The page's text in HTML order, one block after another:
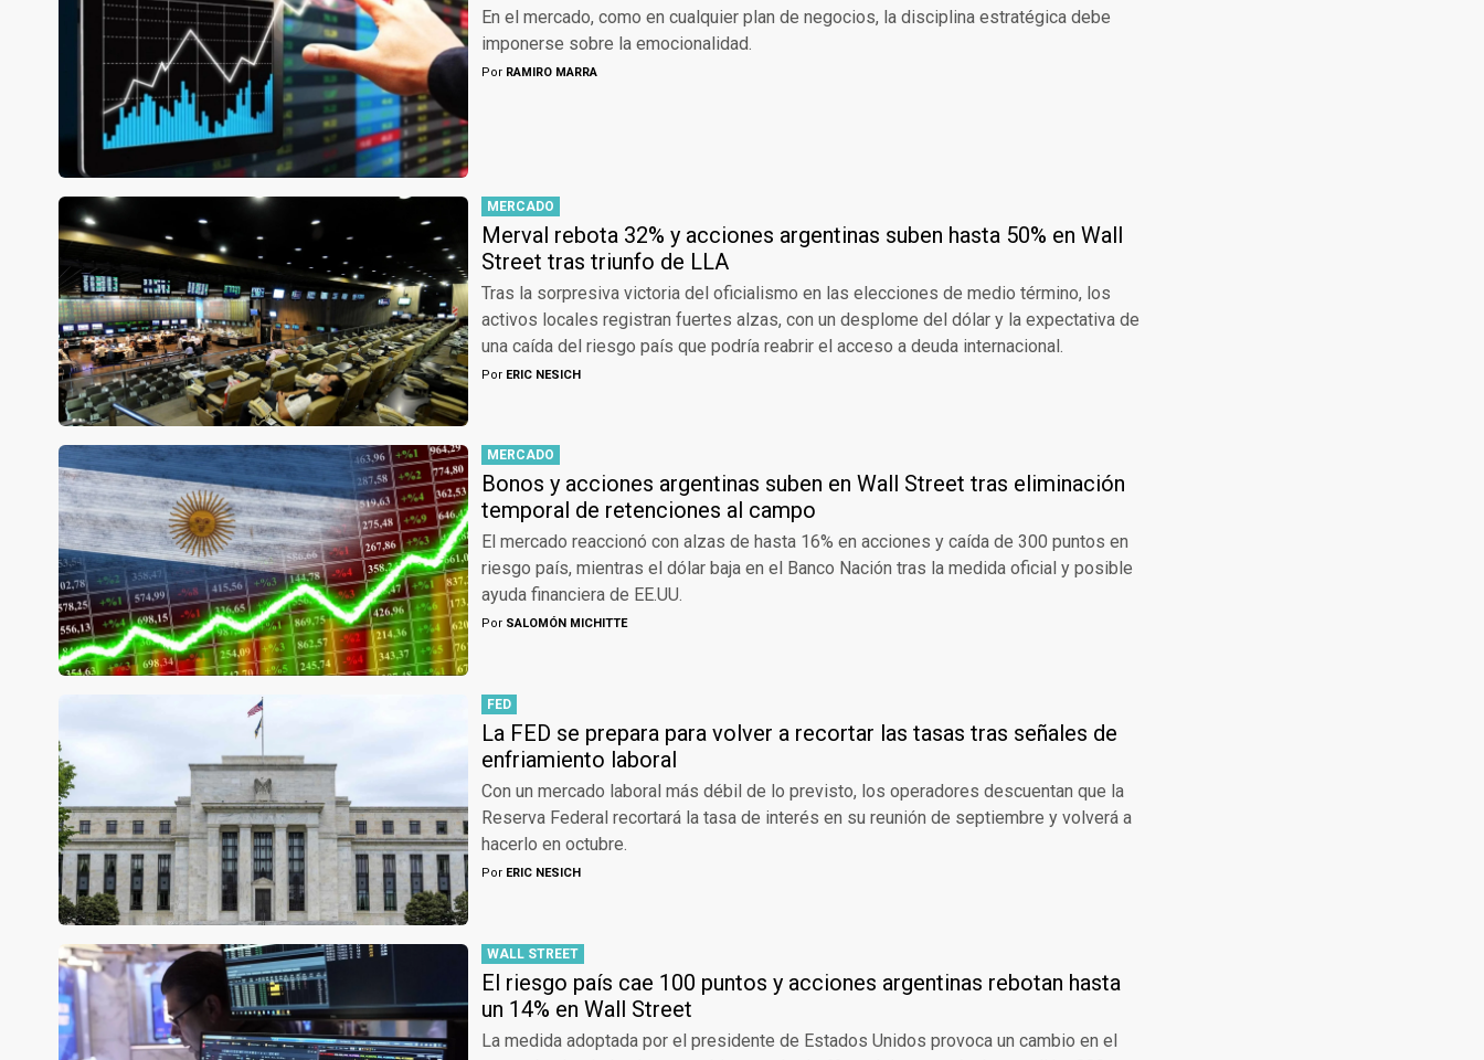
En el mercado, como en cualquier plan de negocios, la disciplina estratégica debe
imponerse sobre la emocionalidad.
Por RAMIRO MARRA
MERCADO
Merval rebota 32% y acciones argentinas suben hasta 50% en Wall
Street tras triunfo de LLA
Tras la sorpresiva victoria del oficialismo en las elecciones de medio término, los
activos locales registran fuertes alzas, con un desplome del dólar y la expectativa de
una caída del riesgo país que podría reabrir el acceso a deuda internacional.
Por ERIC NESICH
MERCADO
Bonos y acciones argentinas suben en Wall Street tras eliminación
temporal de retenciones al campo
El mercado reaccionó con alzas de hasta 16% en acciones y caída de 300 puntos en
riesgo país, mientras el dólar baja en el Banco Nación tras la medida oficial y posible
ayuda financiera de EE.UU.
Por SALOMÓN MICHITTE
FED
La FED se prepara para volver a recortar las tasas tras señales de
enfriamiento laboral
Con un mercado laboral más débil de lo previsto, los operadores descuentan que la
Reserva Federal recortará la tasa de interés en su reunión de septiembre y volverá a
hacerlo en octubre.
Por ERIC NESICH
WALL STREET
El riesgo país cae 100 puntos y acciones argentinas rebotan hasta
un 14% en Wall Street
La medida adoptada por el presidente de Estados Unidos provoca un cambio en el